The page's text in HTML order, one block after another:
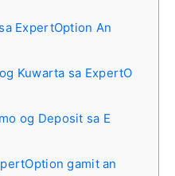
ExpertOption An
Kuwarta sa ExpertO
og Deposit sa E
gamit an